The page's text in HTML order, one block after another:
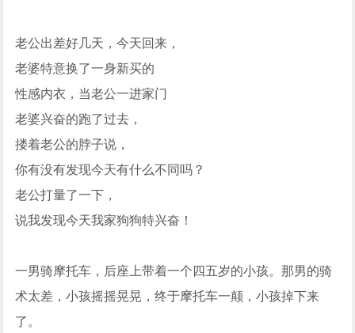
老公出差好几天，今天回来，
老婆特意换了一身新买的
性感内衣，当老公一进家门
老婆兴奋的跑了过去，
搂着老公的脖子说，
你有没有发现今天有什么不同吗？
老公打量了一下，
说我发现今天我家狗狗特兴奋！
一男骑摩托车，后座上带着一个四五岁的小孩。那男的骑
术太差，小孩摇摇晃晃，终于摩托车一颠，小孩掉下来
了。